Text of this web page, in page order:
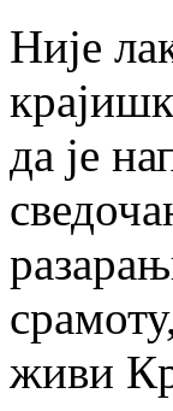
Није
да је
живи